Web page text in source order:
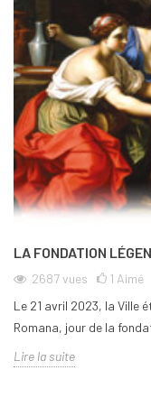
LA FONDATION
2687vues 1 Aimé
Le 21 avril 2023, la Ville
Romana, jour de la
Lire la suite